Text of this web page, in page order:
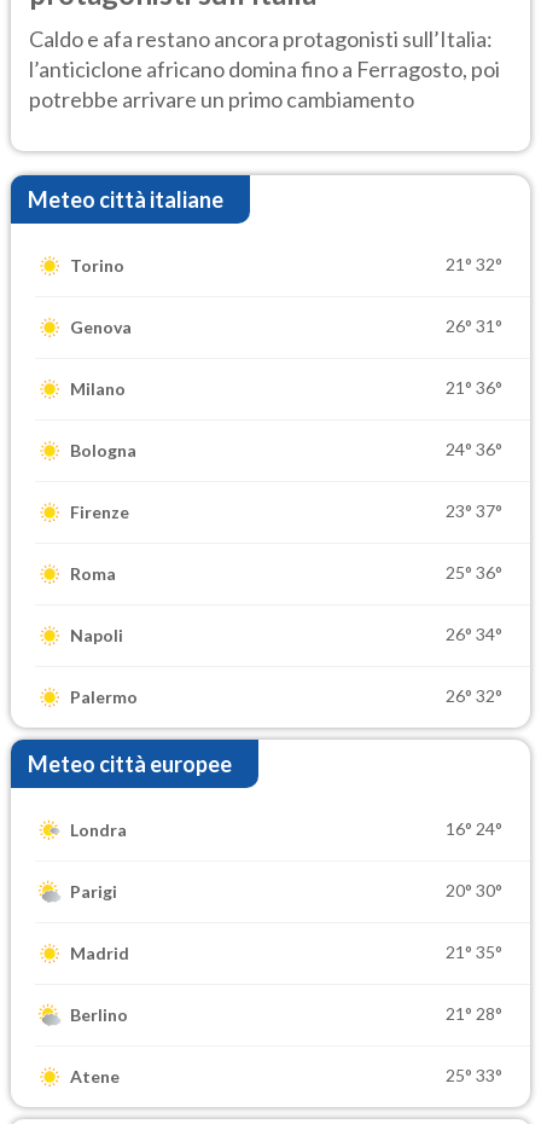
Caldo e afa restano ancora protagonisti sull’Italia:
l’anticiclone africano domina fino a Ferragosto, poi
potrebbe arrivare un primo cambiamento
Meteo città italiane
Torino 21° 32°
Genova 26° 31°
Milano 21° 36°
Bologna 24° 36°
Firenze 23° 37°
Roma 25° 36°
Napoli 26° 34°
Palermo 26° 32°
Meteo città europee
Londra 16° 24°
Parigi 20° 30°
Madrid 21° 35°
Berlino 21° 28°
Atene 25° 33°